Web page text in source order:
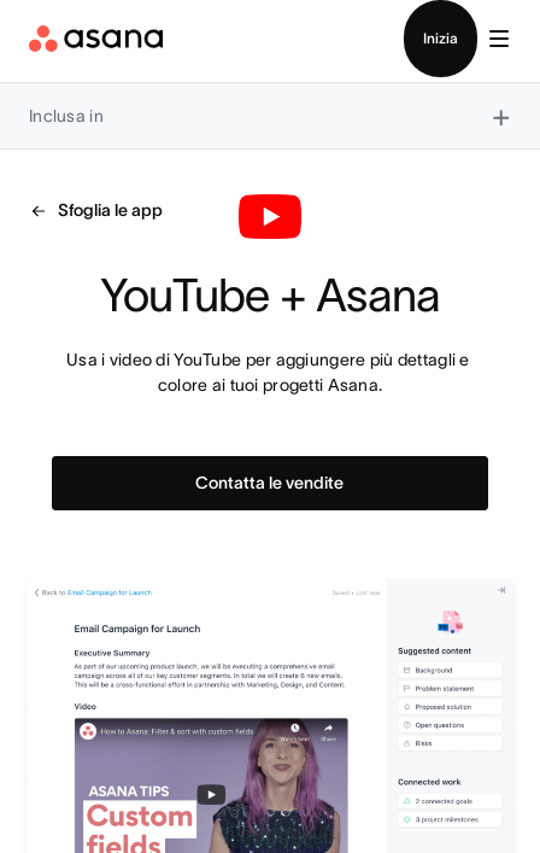
Inizia
Inclusa in ×
Sfoglia le app
YouTube + Asana
Usa i video di YouTube per aggiungere più dettagli e
colore ai tuoi progetti Asana.
Contatta le vendite